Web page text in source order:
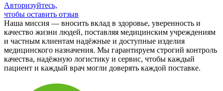
Авторизуйтесь,
чтобы оставить отзыв
Наша миссия — вносить вклад в здоровье, уверенность и
качество жизни людей, поставляя медицинским учреждениям
и частным клиентам надёжные и доступные изделия
медицинского назначения. Мы гарантируем строгий контроль
качества, надёжную логистику и сервис, чтобы каждый
пациент и каждый врач могли доверять каждой поставке.